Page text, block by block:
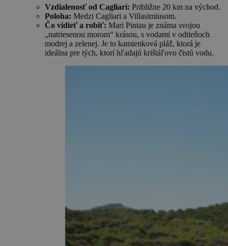
Vzdialenosť od Cagliari: Približne 20 km na východ.
Poloha: Medzi Cagliari a Villasimiusom.
Čo vidieť a robiť: Mari Pintau je známa svojou
„natriesenou morom“ krásou, s vodami v odtieňoch
modrej a zelenej. Je to kamienková pláž, ktorá je
ideálna pre tých, ktorí hľadajú krištáľovo čistú vodu.